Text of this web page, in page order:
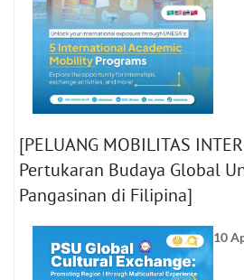
[PELUANG MOBILITAS
Pertukaran Budaya Global
Pangasinan di Filipina]
10